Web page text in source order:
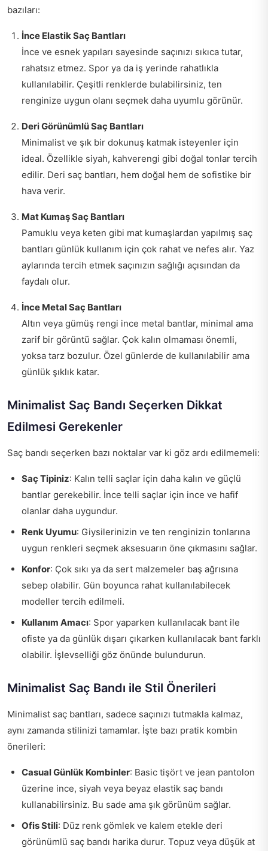
bazıları:
İnce Elastik Saç Bantları
İnce ve esnek yapıları sayesinde saçınızı sıkıca tutar,
rahatsız etmez. Spor ya da iş yerinde rahatlıkla
kullanılabilir. Çeşitli renklerde bulabilirsiniz, ten
renginize uygun olanı seçmek daha uyumlu görünür.
Deri Görünümlü Saç Bantları
Minimalist ve şık bir dokunuş katmak isteyenler için
ideal. Özellikle siyah, kahverengi gibi doğal tonlar tercih
edilir. Deri saç bantları, hem doğal hem de sofistike bir
hava verir.
Mat Kumaş Saç Bantları
Pamuklu veya keten gibi mat kumaşlardan yapılmış saç
bantları günlük kullanım için çok rahat ve nefes alır. Yaz
aylarında tercih etmek saçınızın sağlığı açısından da
faydalı olur.
İnce Metal Saç Bantları
Altın veya gümüş rengi ince metal bantlar, minimal ama
zarif bir görüntü sağlar. Çok kalın olmaması önemli,
yoksa tarz bozulur. Özel günlerde de kullanılabilir ama
günlük şıklık katar.
Minimalist Saç Bandı Seçerken Dikkat
Edilmesi Gerekenler
Saç bandı seçerken bazı noktalar var ki göz ardı edilmemeli:
Saç Tipiniz: Kalın telli saçlar için daha kalın ve güçlü
bantlar gerekebilir. İnce telli saçlar için ince ve hafif
olanlar daha uygundur.
Renk Uyumu: Giysilerinizin ve ten renginizin tonlarına
uygun renkleri seçmek aksesuarın öne çıkmasını sağlar.
Konfor: Çok sıkı ya da sert malzemeler baş ağrısına
sebep olabilir. Gün boyunca rahat kullanılabilecek
modeller tercih edilmeli.
Kullanım Amacı: Spor yaparken kullanılacak bant ile
ofiste ya da günlük dışarı çıkarken kullanılacak bant farklı
olabilir. İşlevselliği göz önünde bulundurun.
Minimalist Saç Bandı ile Stil Önerileri
Minimalist saç bantları, sadece saçınızı tutmakla kalmaz,
aynı zamanda stilinizi tamamlar. İşte bazı pratik kombin
önerileri:
Casual Günlük Kombinler: Basic tişört ve jean pantolon
üzerine ince, siyah veya beyaz elastik saç bandı
kullanabilirsiniz. Bu sade ama şık görünüm sağlar.
Ofis Stili: Düz renk gömlek ve kalem etekle deri
görünümlü saç bandı harika durur. Topuz veya düşük at